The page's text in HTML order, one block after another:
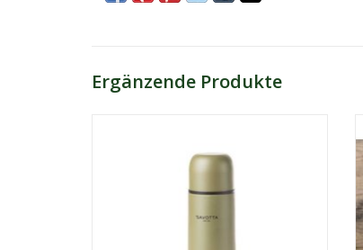
Ergänzende Produkte
nicht reflektierenden Oberfläche einen
Thermosflasche hat einen zuverlässigen
und auslaufsicheren Schraubverschluss